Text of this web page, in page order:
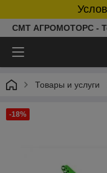
СМТ АГРОМОТОРС -
Товары и услуги
-18%